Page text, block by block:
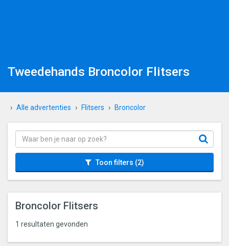
Tweedehands Broncolor Flitsers
Alle advertenties Flitsers Broncolor
Toon filters (2)
Broncolor Flitsers
1 resultaten gevonden